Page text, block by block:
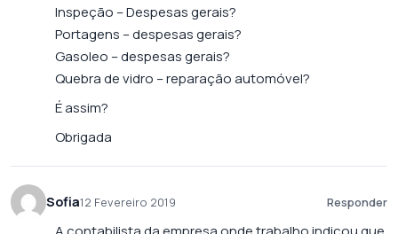
Inspeção – Despesas gerais?
Portagens – despesas gerais?
Gasoleo – despesas gerais?
Quebra de vidro – reparação automóvel?
É assim?
Obrigada
Sofia12 Fevereiro 2019 Responder